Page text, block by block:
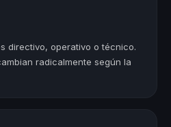
directivo, operativo o técnico.
radicalmente según la